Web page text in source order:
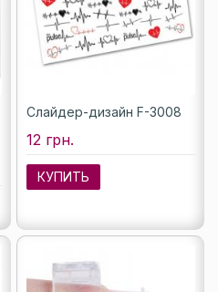
Слайдер-дизайн F-3008
12 грн.
КУПИТЬ